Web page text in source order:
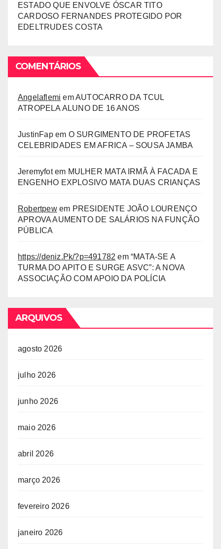
ESTADO QUE ENVOLVE ÓSCAR TITO
CARDOSO FERNANDES PROTEGIDO POR
EDELTRUDES COSTA
COMENTÁRIOS
Angelaflemi emAUTOCARRO DA TCUL
ATROPELA ALUNO DE 16 ANOS
JustinFapem O SURGIMENTO DE PROFETAS
CELEBRIDADES EM AFRICA – SOUSA JAMBA
Jeremyfotem MULHER MATA IRMÃ À FACADA E
ENGENHO EXPLOSIVO MATA DUAS CRIANÇAS
Robertpewem PRESIDENTE JOÃO LOURENÇO
APROVA AUMENTO DE SALÁRIOS NA FUNÇÃO
PÚBLICA
https://deniz.Pk/?p=491782 em“MATA-SE A
TURMA DO APITO E SURGE ASVC”: A NOVA
ASSOCIAÇÃO COM APOIO DA POLÍCIA
ARQUIVOS
agosto 2026
julho 2026
junho 2026
maio 2026
abril 2026
março 2026
fevereiro 2026
janeiro 2026